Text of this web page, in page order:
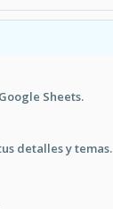
Sheets.
detalles y temas.